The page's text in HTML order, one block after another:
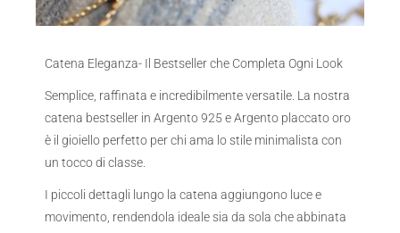
Catena Eleganza- Il Bestseller che Completa Ogni Look
Semplice, raffinata e incredibilmente versatile. La nostra
catena bestseller in Argento 925 e Argento placcato oro
è il gioiello perfetto per chi ama lo stile minimalista con
un tocco di classe.
I piccoli dettagli lungo la catena aggiungono luce e
movimento, rendendola ideale sia da sola che abbinata